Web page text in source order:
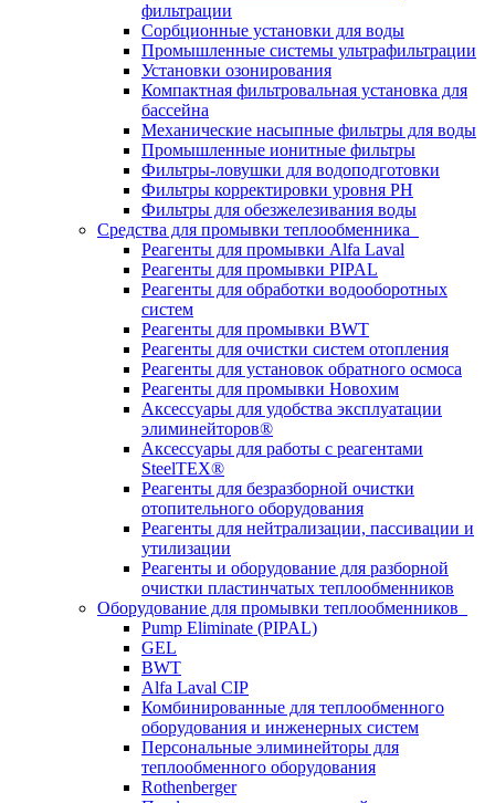
фильтрации
Сорбционные установки для воды
Промышленные системы ультрафильтрации
Установки озонирования
Компактная фильтровальная установка для
бассейна
Механические насыпные фильтры для воды
Промышленные ионитные фильтры
Фильтры-ловушки для водоподготовки
Фильтры корректировки уровня PH
Фильтры для обезжелезивания воды
Средства для промывки теплообменника
Реагенты для промывки Alfa Laval
Реагенты для промывки PIPAL
Реагенты для обработки водооборотных
систем
Реагенты для промывки BWT
Реагенты для очистки систем отопления
Реагенты для установок обратного осмоса
Реагенты для промывки Новохим
Аксессуары для удобства эксплуатации
элиминейторов®
Аксессуары для работы с реагентами
SteelTEX®
Реагенты для безразборной очистки
отопительного оборудования
Реагенты для нейтрализации, пассивации и
утилизации
Реагенты и оборудование для разборной
очистки пластинчатых теплообменников
Оборудование для промывки теплообменников
Pump Eliminate (PIPAL)
GEL
BWT
Alfa Laval CIP
Комбинированные для теплообменного
оборудования и инженерных систем
Персональные элиминейторы для
теплообменного оборудования
Rothenberger